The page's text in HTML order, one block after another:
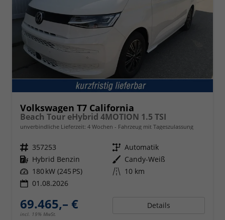
Volkswagen T7 California
Beach Tour eHybrid 4MOTION 1.5 TSI
unverbindliche Lieferzeit: 4 Wochen Fahrzeug mit Tageszulassung
Fahrzeugnr. 357253 Getriebe Automatik
Kraftstoff Hybrid Benzin Außenfarbe Candy-Weiß
Leistung 180 kW (245 PS) Kilometerstand 10 km
01.08.2026
69.465,– €
incl. 19% MwSt.
Details